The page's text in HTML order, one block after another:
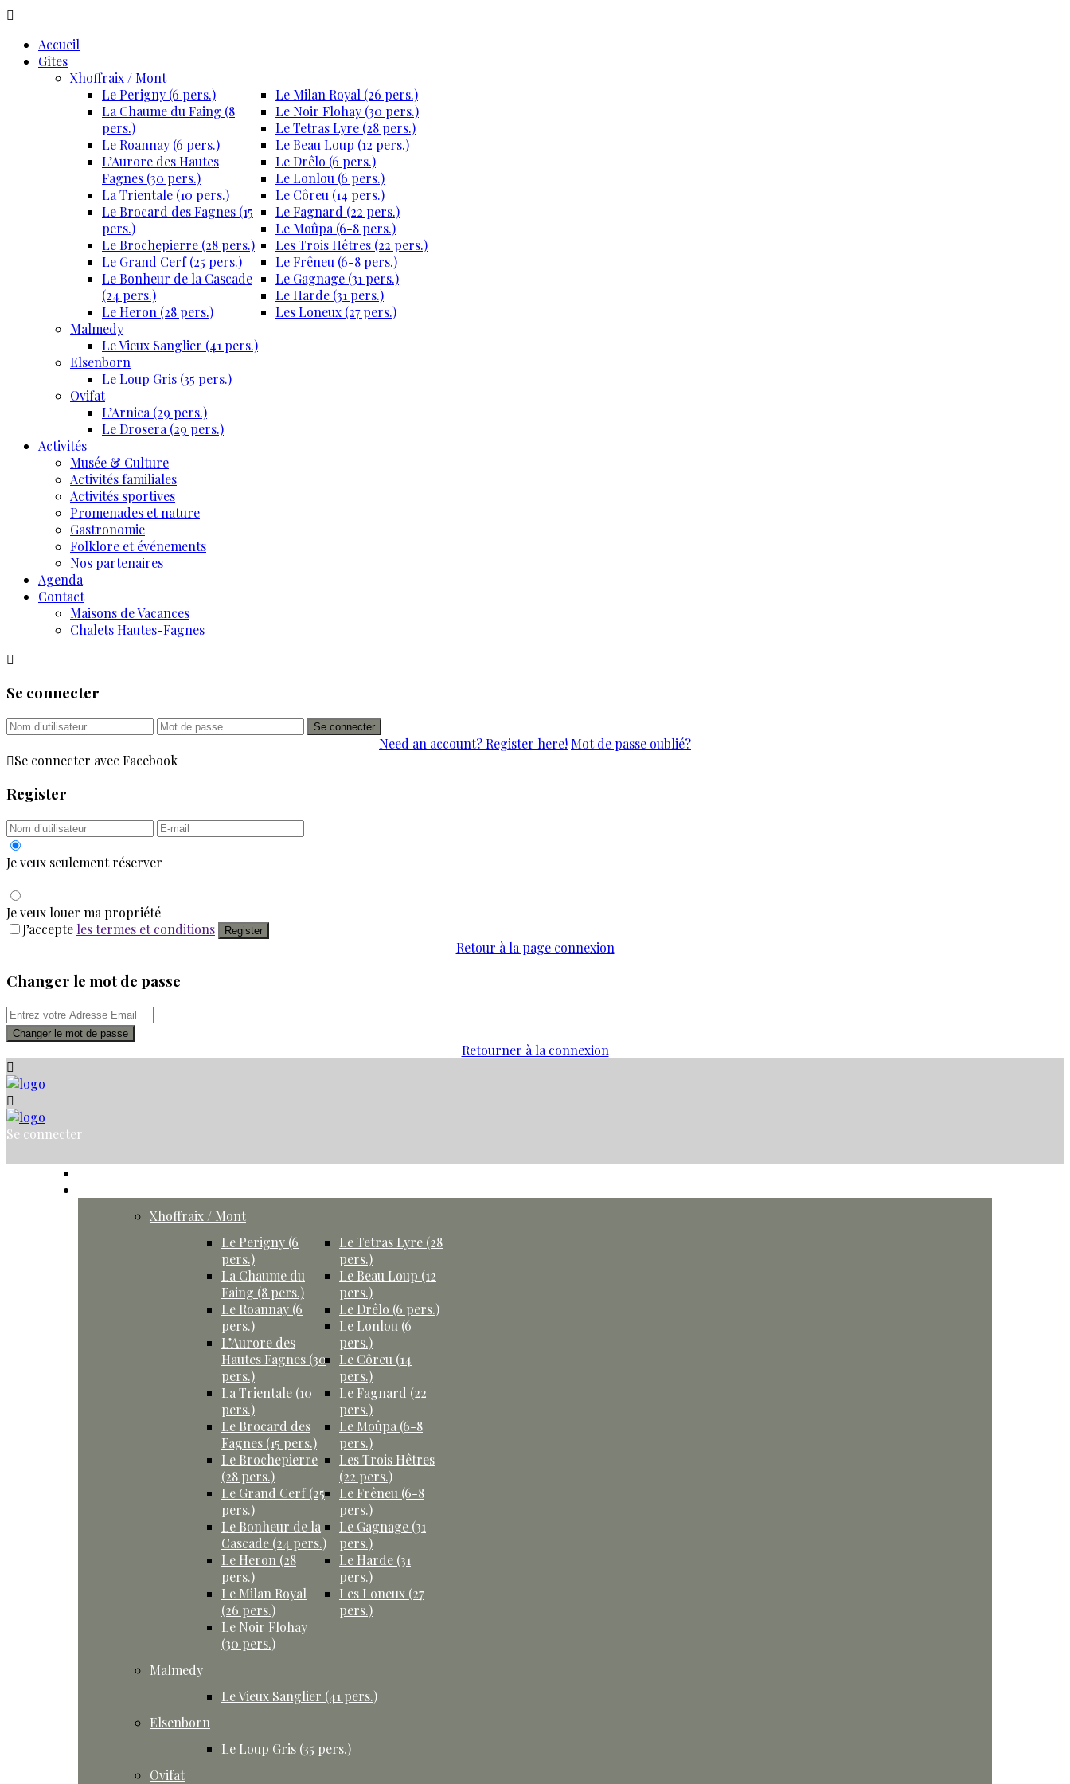
Accueil
Gîtes
Xhoffraix / Mont
Le Perigny (6 pers.)
La Chaume du Faing (8
pers.)
Le Roannay (6 pers.)
L’Aurore des Hautes
Fagnes (30 pers.)
La Trientale (10 pers.)
Le Brocard des Fagnes (15
pers.)
Le Brochepierre (28 pers.)
Le Grand Cerf (25 pers.)
Le Bonheur de la Cascade
(24 pers.)
Le Heron (28 pers.)
Le Milan Royal (26 pers.)
Le Noir Flohay (30 pers.)
Le Tetras Lyre (28 pers.)
Le Beau Loup (12 pers.)
Le Drêlo (6 pers.)
Le Lonlou (6 pers.)
Le Côreu (14 pers.)
Le Fagnard (22 pers.)
Le Moûpa (6-8 pers.)
Les Trois Hêtres (22 pers.)
Le Frêneu (6-8 pers.)
Le Gagnage (31 pers.)
Le Harde (31 pers.)
Les Loneux (27 pers.)
Malmedy
Le Vieux Sanglier (41 pers.)
Elsenborn
Le Loup Gris (35 pers.)
Ovifat
L’Arnica (29 pers.)
Le Drosera (29 pers.)
Activités
Musée & Culture
Activités familiales
Activités sportives
Promenades et nature
Gastronomie
Folklore et événements
Nos partenaires
Agenda
Contact
Maisons de Vacances
Chalets Hautes-Fagnes
Se connecter
Se connecter
Need an account? Register here! Mot de passe oublié?
Se connecter avec Facebook
Register
Je veux seulement réserver
Je veux louer ma propriété
J’accepte les termes et conditions Register
Retour à la page connexion
Changer le mot de passe
Changer le mot de passe
Retourner à la connexion
Se connecter
Xhoffraix / Mont
Le Perigny (6
pers.)
La Chaume du
Faing (8 pers.)
Le Roannay (6
pers.)
L’Aurore des
Hautes Fagnes (30
pers.)
La Trientale (10
pers.)
Le Brocard des
Fagnes (15 pers.)
Le Brochepierre
(28 pers.)
Le Grand Cerf (25
pers.)
Le Bonheur de la
Cascade (24 pers.)
Le Heron (28
pers.)
Le Milan Royal
(26 pers.)
Le Noir Flohay
(30 pers.)
Le Tetras Lyre (28
pers.)
Le Beau Loup (12
pers.)
Le Drêlo (6 pers.)
Le Lonlou (6
pers.)
Le Côreu (14
pers.)
Le Fagnard (22
pers.)
Le Moûpa (6-8
pers.)
Les Trois Hêtres
(22 pers.)
Le Frêneu (6-8
pers.)
Le Gagnage (31
pers.)
Le Harde (31
pers.)
Les Loneux (27
pers.)
Malmedy
Le Vieux Sanglier (41 pers.)
Elsenborn
Le Loup Gris (35 pers.)
Ovifat